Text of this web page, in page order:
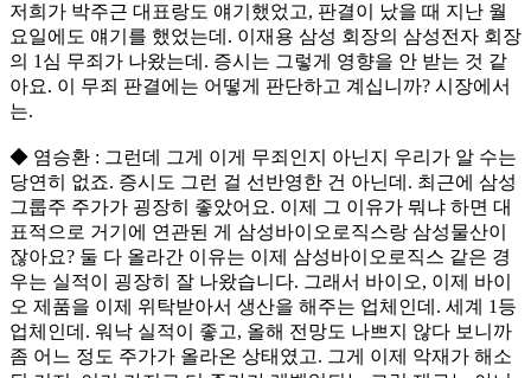
저희가 박주근 대표랑도 얘기했었고, 판결이 났을 때 지난 월
요일에도 얘기를 했었는데. 이재용 삼성 회장의 삼성전자 회장
의 1심 무죄가 나왔는데. 증시는 그렇게 영향을 안 받는 것 같
아요. 이 무죄 판결에는 어떻게 판단하고 계십니까? 시장에서
는.
◆ 염승환 : 그런데 그게 이게 무죄인지 아닌지 우리가 알 수는
당연히 없죠. 증시도 그런 걸 선반영한 건 아닌데. 최근에 삼성
그룹주 주가가 굉장히 좋았어요. 이제 그 이유가 뭐냐 하면 대
표적으로 거기에 연관된 게 삼성바이오로직스랑 삼성물산이
잖아요? 둘 다 올라간 이유는 이제 삼성바이오로직스 같은 경
우는 실적이 굉장히 잘 나왔습니다. 그래서 바이오, 이제 바이
오 제품을 이제 위탁받아서 생산을 해주는 업체인데. 세계 1등
업체인데. 워낙 실적이 좋고, 올해 전망도 나쁘지 않다 보니까
좀 어느 정도 주가가 올라온 상태였고. 그게 이제 악재가 해소